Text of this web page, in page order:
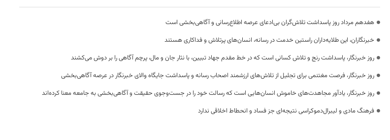
هفدهم مرداد روز پاسداشت تلاش‌گران بی‌ادعای عرصه اطلاع‌رسانی و آگاهی‌بخشی است
خبرنگاران، این طلایه‌داران راستین خدمت در رسانه، انسان‌های پرتلاش و فداکاری هستند
روز خبرنگار، پاسداشت رنج و تلاش کسانی است که در خط مقدم جهاد تبیین، با نثار جان و مال، پرچم آگاهی را بر دوش می‌کشند
روز خبرنگار، فرصت مغتنمی برای تجلیل از تلاش‌های ارزشمند اصحاب رسانه و پاسداشت جایگاه والای خبرنگار در عرصه آگاهی‌بخشی
روز خبرنگار، یادآور مجاهدت‌های خاموش انسان‌هایی است که رسالت خود را در جست‌وجوی حقیقت و آگاهی‌بخشی به جامعه معنا کرده‌اند
فرهنگ مادی و لیبرال‌دموکراسی نتیجه‌ای جز فساد و انحطاط اخلاقی ندارد